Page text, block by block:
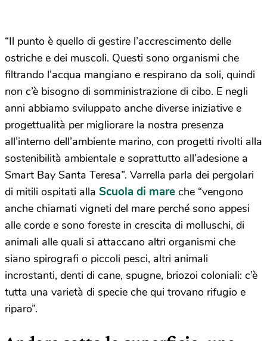
“Il punto è quello di gestire l’accrescimento delle
ostriche e dei muscoli. Questi sono organismi che
filtrando l’acqua mangiano e respirano da soli, quindi
non c’è bisogno di somministrazione di cibo. E negli
anni abbiamo sviluppato anche diverse iniziative e
progettualità per migliorare la nostra presenza
all’interno dell’ambiente marino, con progetti rivolti alla
sostenibilità ambientale e soprattutto all’adesione a
Smart Bay Santa Teresa”. Varrella parla dei pergolari
di mitili ospitati alla Scuola di mare che “vengono
anche chiamati vigneti del mare perché sono appesi
alle corde e sono foreste in crescita di molluschi, di
animali alle quali si attaccano altri organismi che
siano spirografi o piccoli pesci, altri animali
incrostanti, denti di cane, spugne, briozoi coloniali: c’è
tutta una varietà di specie che qui trovano rifugio e
riparo”.